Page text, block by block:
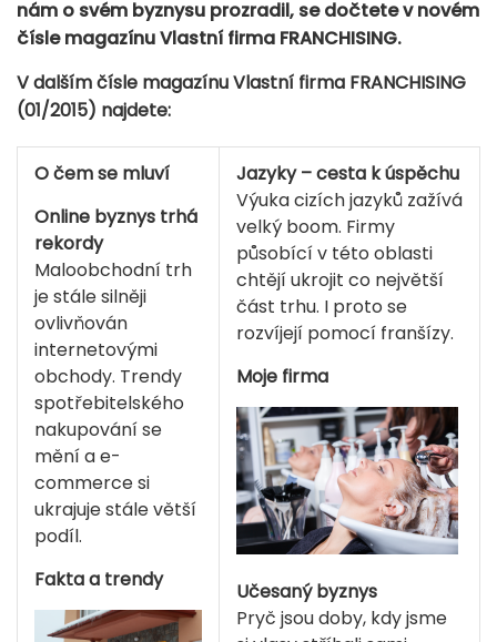
nám o svém byznysu prozradil, se dočtete v novém
čísle magazínu Vlastní firma FRANCHISING.
V dalším čísle magazínu Vlastní firma FRANCHISING
(01/2015) najdete:
O čem se mluví
Online byznys trhá
rekordy
Maloobchodní trh
je stále silněji
ovlivňován
internetovými
obchody. Trendy
spotřebitelského
nakupování se
mění a e-
commerce si
ukrajuje stále větší
podíl.
Fakta a trendy
Jazyky – cesta k úspěchu
Výuka cizích jazyků zažívá
velký boom. Firmy
působící v této oblasti
chtějí ukrojit co největší
část trhu. I proto se
rozvíjejí pomocí franšízy.
Moje firma
Učesaný byznys
Pryč jsou doby, kdy jsme